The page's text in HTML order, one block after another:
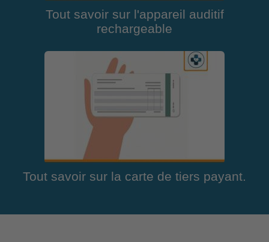
Tout savoir sur l'appareil auditif
rechargeable
Tout savoir sur la carte de tiers payant.